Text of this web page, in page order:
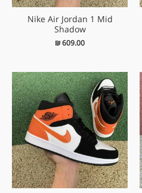
Nike Air Jordan 1 Mid
Shadow
₪609.00